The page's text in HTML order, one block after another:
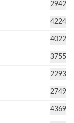
2942
4224
4022
3755
2293
2749
4369